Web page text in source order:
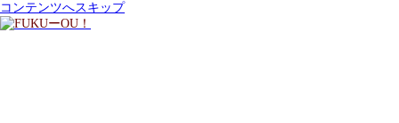
コンテンツへスキップ